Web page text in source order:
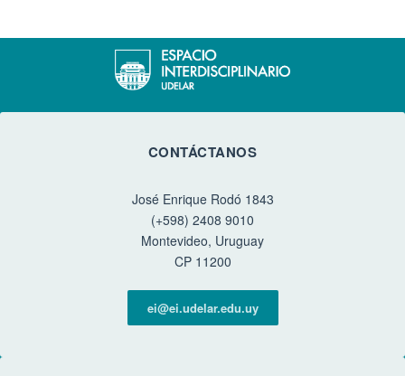
CONTÁCTANOS
José Enrique Rodó 1843
(+598) 2408 9010
Montevideo, Uruguay
CP 11200
ei@ei.udelar.edu.uy